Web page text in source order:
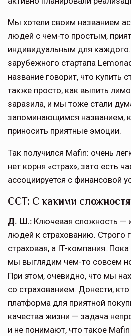
Мы хотели своим названием
людей с чем-то простым,
индивидуальным для
зарубежного стартапа
название говорит, что купить
также просто, как выпить
заразила, и мы тоже стали
запоминающимся названием,
приносить приятные эмоции.
Так получился Mafin: очень
нет корня «страх», зато есть
ассоциируется с финансовой
ССТ: С какими
Д. Ш.: Ключевая сложность —
людей к страхованию. Строго
страховая, а IT-компания.
мы выглядим чем-то совсем
При этом, очевидно, что мы
со страхованием. Донести,
платформа для приятной
качества жизни — задача
и не понимают, что такое